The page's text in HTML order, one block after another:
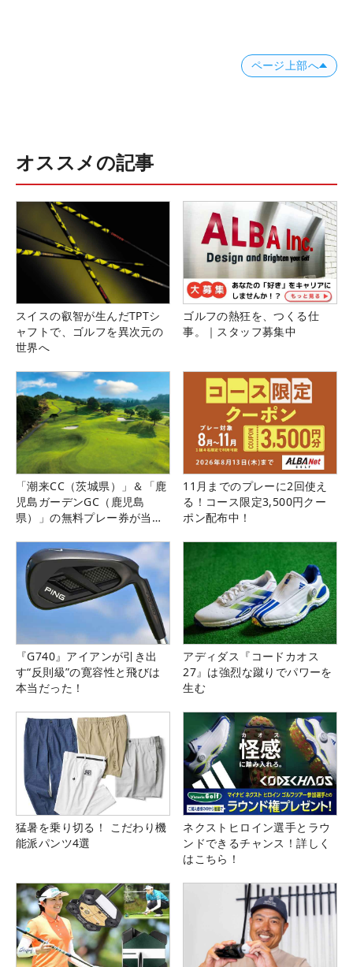
ページ上部へ
オススメの記事
スイスの叡智が生んだTPTシ
ャフトで、ゴルフを異次元の
世界へ
ゴルフの熱狂を、つくる仕
事。｜スタッフ募集中
「潮来CC（茨城県）」＆「鹿
児島ガーデンGC（鹿児島
県）」の無料プレー券が当た
11月までのプレーに2回使え
る！コース限定3,500円クー
ポン配布中！
『G740』アイアンが引き出
す“反則級”の寛容性と飛びは
本当だった！
アディダス『コードカオス
27』は強烈な蹴りでパワーを
生む
猛暑を乗り切る！ こだわり機
能派パンツ4選
ネクストヒロイン選手とラウ
ンドできるチャンス！詳しく
はこちら！